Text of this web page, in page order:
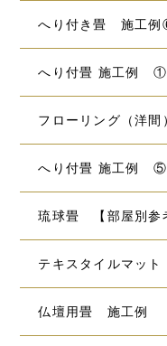
へり付き畳 施工
へり付畳 施工例 ①
フローリング（洋間
へり付畳 施工例 ⑤
琉球畳 【部屋別参
テキスタイルマット
仏壇用畳 施工例